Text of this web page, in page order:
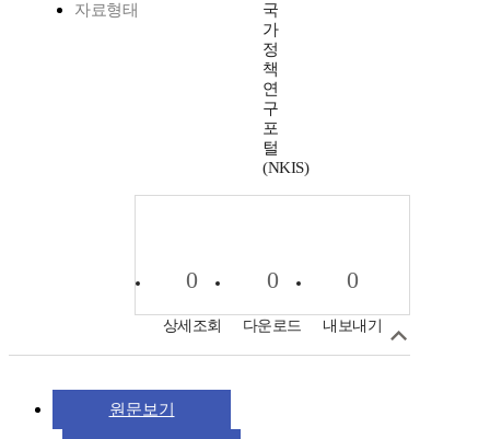
자료형태
국
가
정
책
연
구
포
털
(NKIS)
0
상세조회
0
다운로드
0
내보내기
원문보기